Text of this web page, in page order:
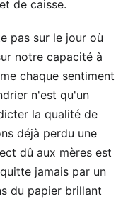
de caisse.
pas sur le jour où
notre capacité à
chaque sentiment
n'est qu'un
la qualité de
déjà perdu une
dû aux mères est
jamais par un
du papier brillant